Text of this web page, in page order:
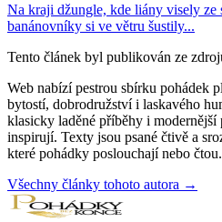
Na kraji džungle, kde liány visely ze
banánovníky si ve větru šustily...
Tento článek byl publikován ze
Web nabízí pestrou sbírku pohádek
bytostí, dobrodružství i laskavého
klasicky laděné příběhy i modernější
inspirují. Texty jsou psané čtivě a
které pohádky poslouchají nebo
Všechny články tohoto autora →